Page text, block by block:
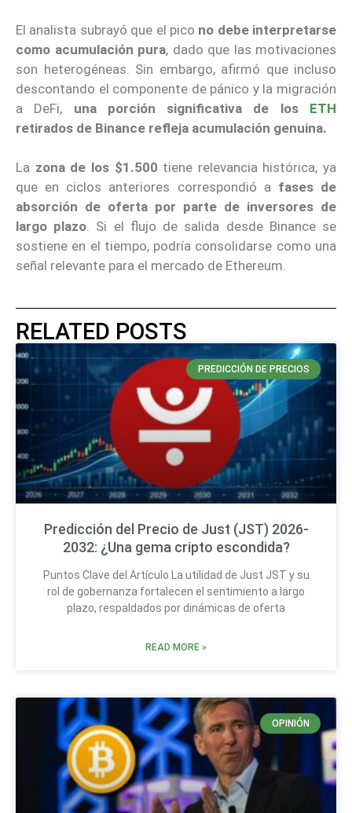
El analista subrayó que el pico no debe interpretarse
como acumulación pura, dado que las motivaciones
son heterogéneas. Sin embargo, afirmó que incluso
descontando el componente de pánico y la migración
a DeFi, una porción significativa de los ETH
retirados de Binance refleja acumulación genuina.
La zona de los $1.500 tiene relevancia histórica, ya
que en ciclos anteriores correspondió a fases de
absorción de oferta por parte de inversores de
largo plazo. Si el flujo de salida desde Binance se
sostiene en el tiempo, podría consolidarse como una
señal relevante para el mercado de Ethereum.
RELATED POSTS
PREDICCIÓN DE PRECIOS
Predicción del Precio de Just (JST) 2026-
2032: ¿Una gema cripto escondida?
Puntos Clave del Artículo La utilidad de Just JST y su
rol de gobernanza fortalecen el sentimiento a largo
plazo, respaldados por dinámicas de oferta
READ MORE »
OPINIÓN